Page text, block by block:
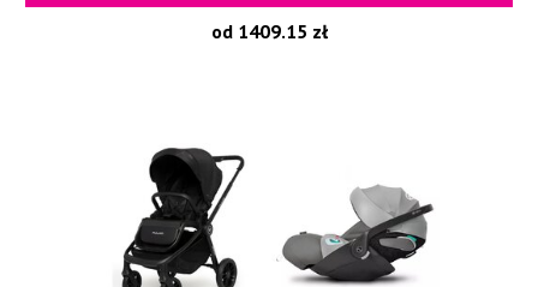
od 1409.15 zł